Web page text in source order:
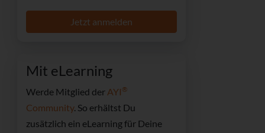
Jetzt anmelden
Mit eLearning
Werde Mitglied der AYI ®
Community. So erhältst Du
zusätzlich ein eLearning für Deine